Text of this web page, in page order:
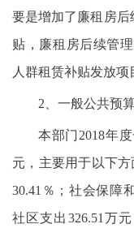
要是增加了廉租房
贴，廉租房后续管
人群租赁补贴发放项
2、一般公共预
本部门2018年
元，主要用于以下
30.41％；社会保障
社区支出326.51万